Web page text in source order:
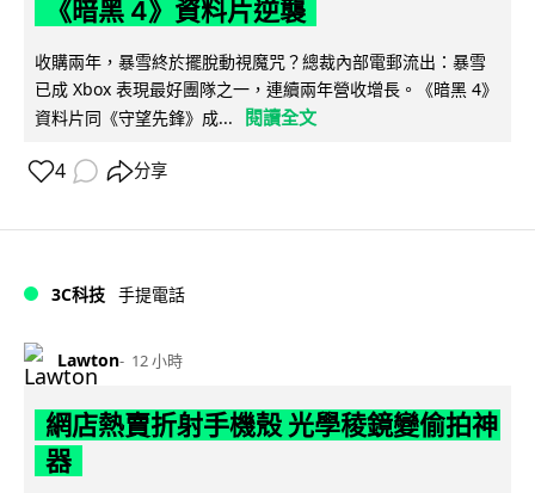
《暗黑 4》資料片逆襲
收購兩年，暴雪終於擺脫動視魔咒？總裁內部電郵流出：暴雪
已成 Xbox 表現最好團隊之一，連續兩年營收增長。《暗黑 4》
資料片同《守望先鋒》成...
閱讀全文
4 分享
3C科技 手提電話
Lawton 12 小時
網店熱賣折射手機殼 光學稜鏡變偷拍神
器